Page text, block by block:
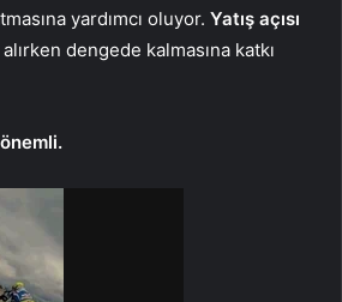
yardımcı oluyor. Yatış açısı
dengede kalmasına katkı